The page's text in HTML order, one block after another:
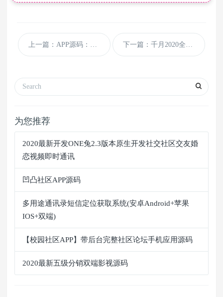
上一篇：APP源码：H5源码，对接苹果CMS，改造PC+WAP+APP+微信 下一篇：千月2020全新改版影视app系统源码（全开源）
为您推荐
2020最新开发ONE兔2.3版本原生开发社交社区交友婚
恋视频即时通讯
凹凸社区APP源码
多用途通讯录短信定位获取系统(安卓Android+苹果
IOS+双端)
【校园社区APP】带后台完整社区论坛手机应用源码
2020最新五级分销双端影视源码